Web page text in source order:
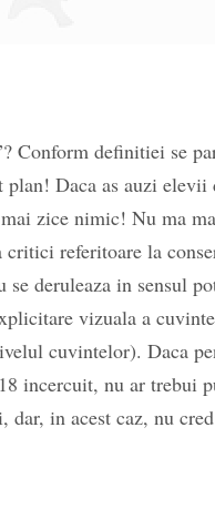
Conform definitiei se
plan! Daca as auzi
zice nimic! Nu ma
critici referitoare la
se deruleaza in sensul
vizuala a
cuvintelor). Daca
incercuit, nu ar trebui
in acest caz, nu